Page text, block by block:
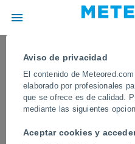
Aviso de privacidad
El contenido de
elaborado por profesionales
que se ofrece es de calidad.
mediante las siguientes
Aceptar cookies y